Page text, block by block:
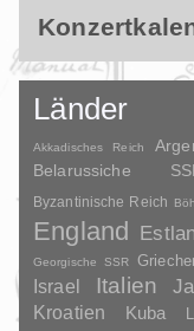
Länder
Akkadisches Reich
Belarussiche
Byzantinische Reich
England
Georgische SSR
Israel
Italien
Kroatien Kuba